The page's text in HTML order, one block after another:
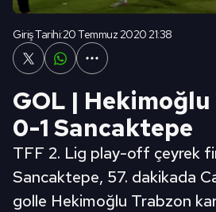
Giriş Tarihi:20 Temmuz 2020 21:38
GOL |
0-1 Sancaktepe
TFF 2. Lig play-off çeyrek
Sancaktepe, 57. dakikada
golle Hekimoğlu Trabzon